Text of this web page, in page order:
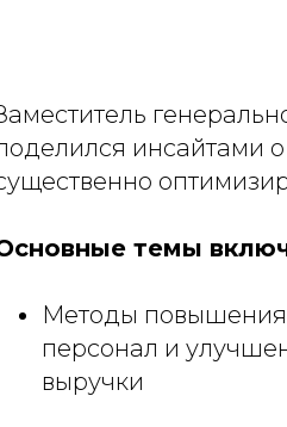
инсайтами
темы
Методы повышения
персонал и
выручки